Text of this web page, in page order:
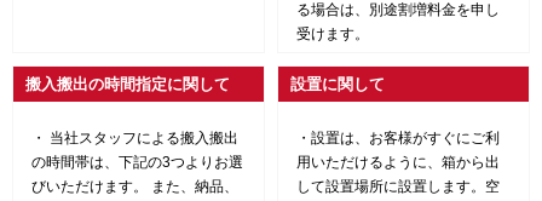
る場合は、別途割増料金を申し
受けます。
搬入搬出の時間指定に関して
当社スタッフによる搬入搬出
の時間帯は、下記の3つよりお選
びいただけます。 また、納品、
設置に関して
設置は、お客様がすぐにご利
用いただけるように、箱から出
して設置場所に設置します。空